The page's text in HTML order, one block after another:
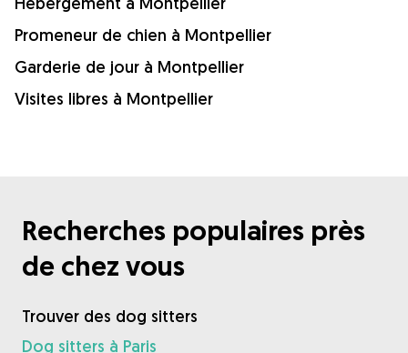
Promeneur de chien à Montpellier
Garderie de jour à Montpellier
Visites libres à Montpellier
Recherches populaires près
de chez vous
Trouver des dog sitters
Dog sitters à Paris